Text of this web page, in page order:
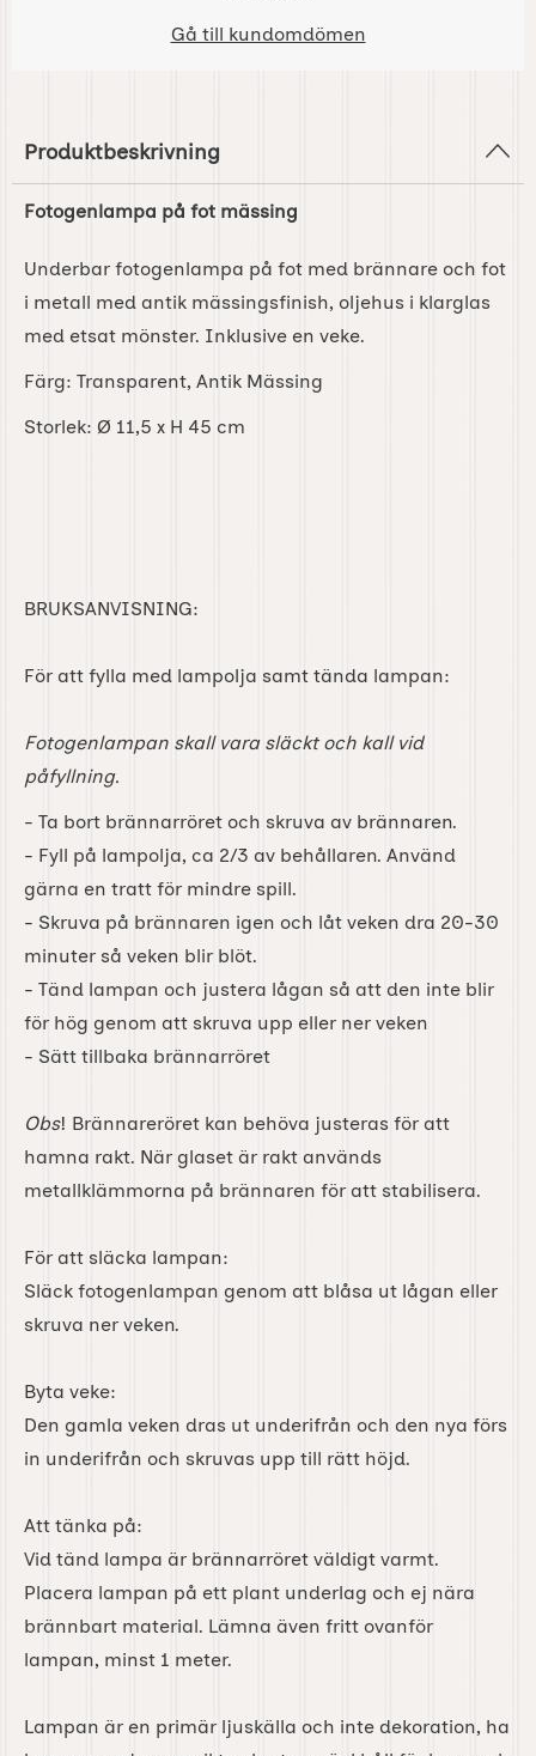
Gå till kundomdömen
Produktbeskrivning
Fotogenlampa på fot mässing
Underbar fotogenlampa på fot med brännare och fot
i metall med antik mässingsfinish, oljehus i klarglas
med etsat mönster. Inklusive en veke.
Färg: Transparent, Antik Mässing
Storlek: Ø 11,5 x H 45 cm
BRUKSANVISNING:
För att fylla med lampolja samt tända lampan:
Fotogenlampan skall vara släckt och kall vid
påfyllning.
- Ta bort brännarröret och skruva av brännaren.
- Fyll på lampolja, ca 2/3 av behållaren. Använd
gärna en tratt för mindre spill.
- Skruva på brännaren igen och låt veken dra 20-30
minuter så veken blir blöt.
- Tänd lampan och justera lågan så att den inte blir
för hög genom att skruva upp eller ner veken
- Sätt tillbaka brännarröret
Obs! Brännareröret kan behöva justeras för att
hamna rakt. När glaset är rakt används
metallklämmorna på brännaren för att stabilisera.
För att släcka lampan:
Släck fotogenlampan genom att blåsa ut lågan eller
skruva ner veken.
Byta veke:
Den gamla veken dras ut underifrån och den nya förs
in underifrån och skruvas upp till rätt höjd.
Att tänka på:
Vid tänd lampa är brännarröret väldigt varmt.
Placera lampan på ett plant underlag och ej nära
brännbart material. Lämna även fritt ovanför
lampan, minst 1 meter.
Lampan är en primär ljuskälla och inte dekoration, ha